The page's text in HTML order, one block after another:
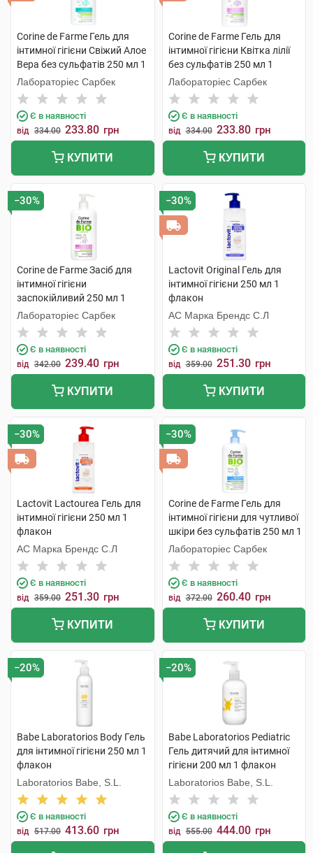
Corine de Farme Гель для
інтимної гігієни Свіжий Алое
Вера без сульфатів 250 мл 1
флакон
Лабораторіес Сарбек
Є в наявності
від 334.00 233.80 грн
КУПИТИ
Corine de Farme Гель для
інтимної гігієни Квітка лілії
без сульфатів 250 мл 1
флакон
Лабораторіес Сарбек
Є в наявності
від 334.00 233.80 грн
КУПИТИ
−30%
Corine de Farme Засіб для
інтимної гігієни
заспокійливий 250 мл 1
флакон
Лабораторіес Сарбек
Є в наявності
від 342.00 239.40 грн
КУПИТИ
−30%
Lactovit Original Гель для
інтимної гігієни 250 мл 1
флакон
АС Марка Брендс С.Л
Є в наявності
від 359.00 251.30 грн
КУПИТИ
−30%
Lactovit Lactourea Гель для
інтимної гігієни 250 мл 1
флакон
АС Марка Брендс С.Л
Є в наявності
від 359.00 251.30 грн
КУПИТИ
−30%
Corine de Farme Гель для
інтимної гігієни для чутливої
шкіри без сульфатів 250 мл 1
флакон
Лабораторіес Сарбек
Є в наявності
від 372.00 260.40 грн
КУПИТИ
−20%
Babe Laboratorios Body Гель
для інтимної гігієни 250 мл 1
флакон
Laboratorios Babe, S.L.
Є в наявності
від 517.00 413.60 грн
−20%
Babe Laboratorios Pediatric
Гель дитячий для інтимної
гігієни 200 мл 1 флакон
Laboratorios Babe, S.L.
Є в наявності
від 555.00 444.00 грн